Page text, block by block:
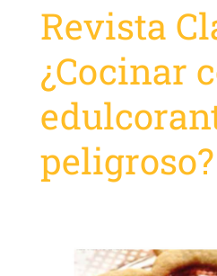
Revista
¿Cocinar
peligroso?